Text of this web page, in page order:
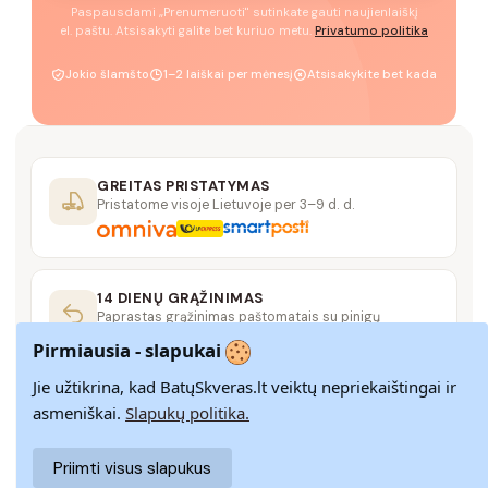
Paspausdami „Prenumeruoti" sutinkate gauti naujienlaiškį
el. paštu. Atsisakyti galite bet kuriuo metu. Privatumo politika
Jokio šlamšto 1–2 laiškai per mėnesį Atsisakykite bet kada
GREITAS PRISTATYMAS
Pristatome visoje Lietuvoje per 3–9 d. d.
14 DIENŲ GRĄŽINIMAS
Paprastas grąžinimas paštomatais su pinigų
SAUGUS MOKĖJIMAS
SSL šifravimas užtikrina aukščiausią jūsų duomenų
saugumo lygį
Pirmiausia - slapukai
Jie užtikrina, kad BatųSkveras.lt veiktų nepriekaištingai ir
asmeniškai. Slapukų politika.
Priimti visus slapukus